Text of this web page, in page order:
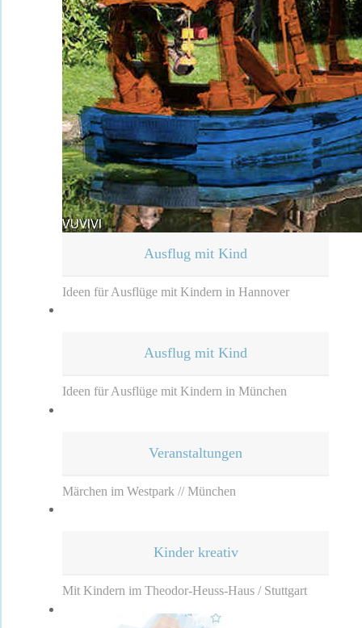
Ausflug mit Kind
Ideen für Ausflüge mit Kindern in Hannover
Ausflug mit Kind
Ideen für Ausflüge mit Kindern in München
Veranstaltungen
Märchen im Westpark // München
Kinder kreativ
Mit Kindern im Theodor-Heuss-Haus / Stuttgart